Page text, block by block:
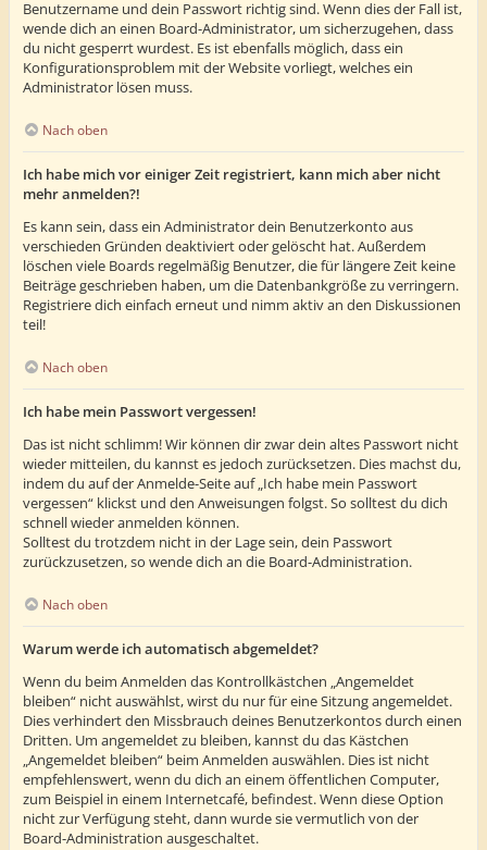
Benutzername und dein Passwort richtig sind. Wenn dies der Fall ist,
wende dich an einen Board-Administrator, um sicherzugehen, dass
du nicht gesperrt wurdest. Es ist ebenfalls möglich, dass ein
Konfigurationsproblem mit der Website vorliegt, welches ein
Administrator lösen muss.
Nach oben
Ich habe mich vor einiger Zeit registriert, kann mich aber nicht
mehr anmelden?!
Es kann sein, dass ein Administrator dein Benutzerkonto aus
verschieden Gründen deaktiviert oder gelöscht hat. Außerdem
löschen viele Boards regelmäßig Benutzer, die für längere Zeit keine
Beiträge geschrieben haben, um die Datenbankgröße zu verringern.
Registriere dich einfach erneut und nimm aktiv an den Diskussionen
teil!
Nach oben
Ich habe mein Passwort vergessen!
Das ist nicht schlimm! Wir können dir zwar dein altes Passwort nicht
wieder mitteilen, du kannst es jedoch zurücksetzen. Dies machst du,
indem du auf der Anmelde-Seite auf „Ich habe mein Passwort
vergessen“ klickst und den Anweisungen folgst. So solltest du dich
schnell wieder anmelden können.
Solltest du trotzdem nicht in der Lage sein, dein Passwort
zurückzusetzen, so wende dich an die Board-Administration.
Nach oben
Warum werde ich automatisch abgemeldet?
Wenn du beim Anmelden das Kontrollkästchen „Angemeldet
bleiben“ nicht auswählst, wirst du nur für eine Sitzung angemeldet.
Dies verhindert den Missbrauch deines Benutzerkontos durch einen
Dritten. Um angemeldet zu bleiben, kannst du das Kästchen
„Angemeldet bleiben“ beim Anmelden auswählen. Dies ist nicht
empfehlenswert, wenn du dich an einem öffentlichen Computer,
zum Beispiel in einem Internetcafé, befindest. Wenn diese Option
nicht zur Verfügung steht, dann wurde sie vermutlich von der
Board-Administration ausgeschaltet.